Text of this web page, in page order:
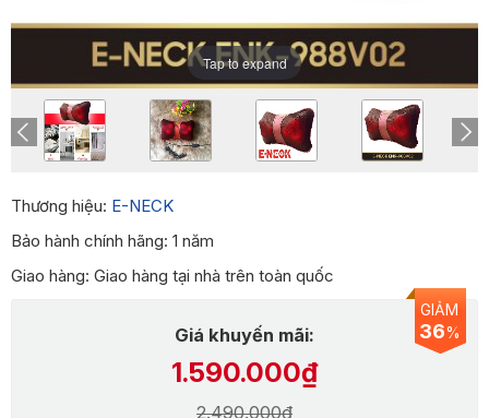
Tap to expand
Thương hiệu: E-NECK
Bảo hành chính hãng: 1 năm
Giao hàng: Giao hàng tại nhà trên toàn quốc
Giá khuyến mãi:
1.590.000₫
2.490.000₫
GIẢM
36%